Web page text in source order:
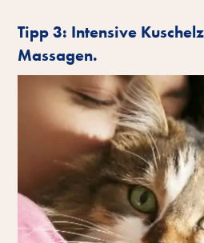
Tipp 3: Intensive
Massagen.